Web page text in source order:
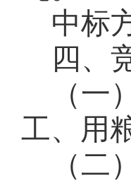
中标
四、
（
工、用
（